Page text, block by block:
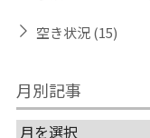
空き状況(15)
月別記事